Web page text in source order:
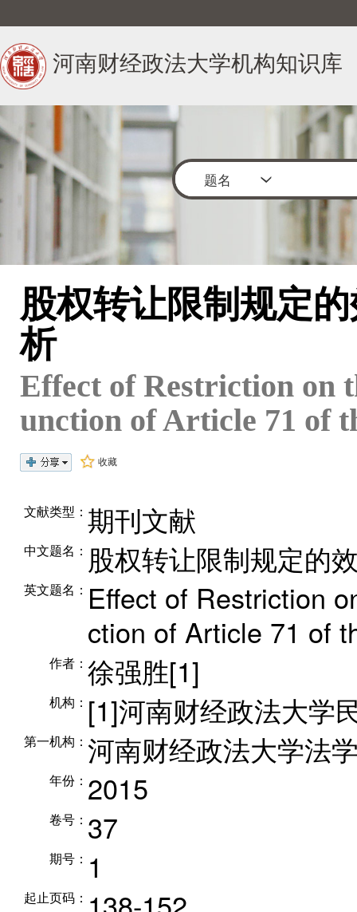
河南财经政法大学机构知识库
题名
股权转让限制规定
析
Effect of Restriction on
unction of Article 71 of
收藏
文献类型： 期刊文献
中文题名： 股权转让限制规定的
英文题名： Effect of Restriction
ction of Article 71 of
作者： 徐强胜[1]
机构： [1]河南财经政法大学
第一机构： 河南财经政法大学法
年份： 2015
卷号： 37
期号： 1
起止页码：